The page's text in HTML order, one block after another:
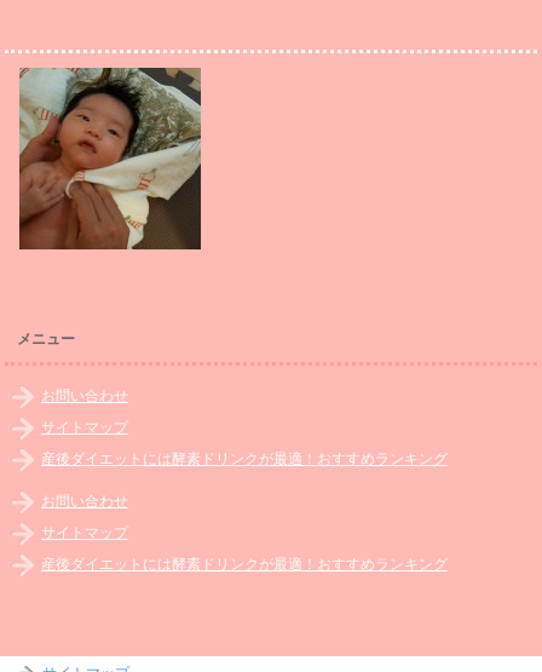
メニュー
お問い合わせ
サイトマップ
産後ダイエットには酵素ドリンクが最適！おすすめランキング
お問い合わせ
サイトマップ
産後ダイエットには酵素ドリンクが最適！おすすめランキング